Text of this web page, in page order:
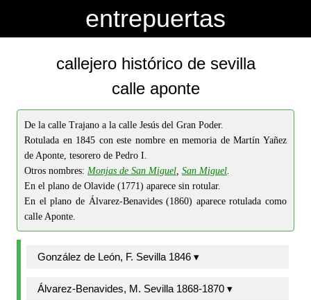
entrepuertas
callejero histórico de sevilla
calle aponte
De la calle Trajano a la calle Jesús del Gran Poder.
Rotulada en 1845 con este nombre en memoria de Martín Yañez
de Aponte, tesorero de Pedro I.
Otros nombres: Monjas de San Miguel, San Miguel.
En el plano de Olavide (1771) aparece sin rotular.
En el plano de Álvarez-Benavides (1860) aparece rotulada como
calle Aponte.
González de León, F. Sevilla 1846 ▾
Álvarez-Benavides, M. Sevilla 1868-1870 ▾